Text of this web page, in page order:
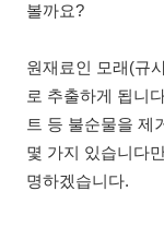
볼까요?
원재료인 모래(규
로 추출하게 됩니
트 등 불순물을 제
몇 가지 있습니다
명하겠습니다.